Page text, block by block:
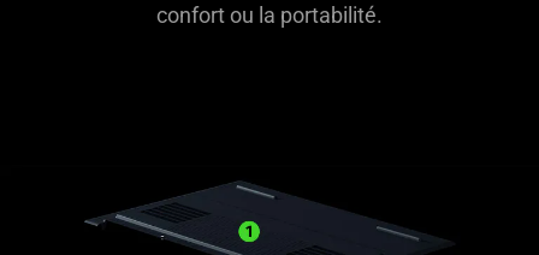
confort ou la portabilité.